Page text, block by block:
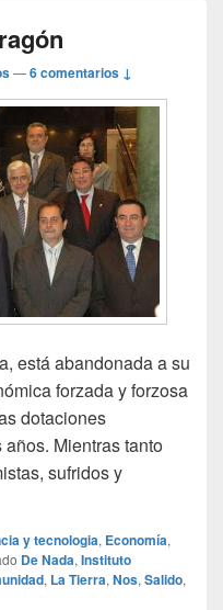
—6 comentarios ↓
está abandonada a su
forzada y forzosa
dotaciones
Mientras tanto
sufridos y
Aragón
y tecnologia, Economía,
De Nada, Instituto
, La Tierra, Nos, Salido,